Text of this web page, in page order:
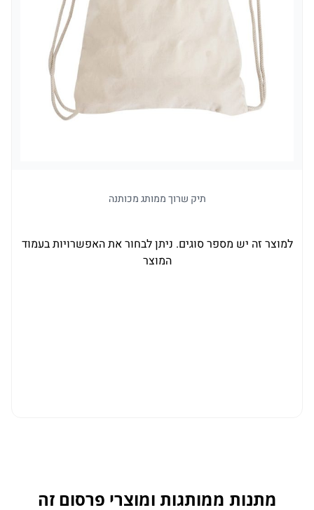
תיק שרוך ממותג מכותנה
למוצר זה יש מספר סוגים. ניתן לבחור את האפשרויות בעמוד
המוצר
מתנות ממותגות ומוצרי פרסום זה